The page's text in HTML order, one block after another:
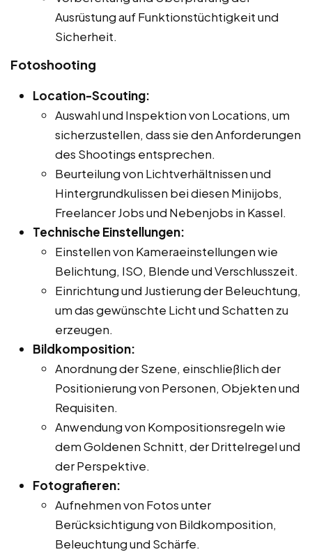
Ausrüstung auf Funktionstüchtigkeit und
Sicherheit.
Fotoshooting
Location-Scouting:
Auswahl und Inspektion von Locations, um
sicherzustellen, dass sie den Anforderungen
des Shootings entsprechen.
Beurteilung von Lichtverhältnissen und
Hintergrundkulissen bei diesen Minijobs,
Freelancer Jobs und Nebenjobs in Kassel.
Technische Einstellungen:
Einstellen von Kameraeinstellungen wie
Belichtung, ISO, Blende und Verschlusszeit.
Einrichtung und Justierung der Beleuchtung,
um das gewünschte Licht und Schatten zu
erzeugen.
Bildkomposition:
Anordnung der Szene, einschließlich der
Positionierung von Personen, Objekten und
Requisiten.
Anwendung von Kompositionsregeln wie
dem Goldenen Schnitt, der Drittelregel und
der Perspektive.
Fotografieren:
Aufnehmen von Fotos unter
Berücksichtigung von Bildkomposition,
Beleuchtung und Schärfe.